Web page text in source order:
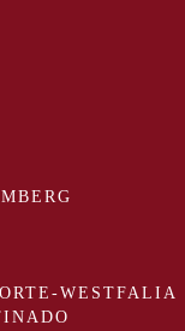
WESTFALIA